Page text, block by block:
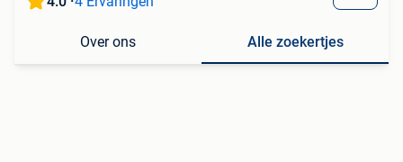
Over ons Alle zoekertjes